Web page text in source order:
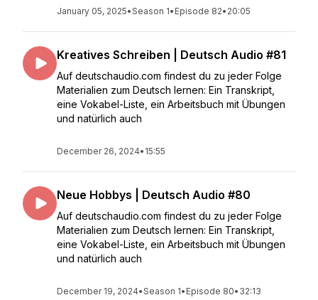
January 05, 2025•Season 1• Episode 82• 20:05
Kreatives Schreiben | Deutsch Audio #81
Auf deutschaudio.com findest du zu jeder Folge
Materialien zum Deutsch lernen: Ein Transkript,
eine Vokabel-Liste, ein Arbeitsbuch mit Übungen
und natürlich auch
December 26, 2024• 15:55
Neue Hobbys | Deutsch Audio #80
Auf deutschaudio.com findest du zu jeder Folge
Materialien zum Deutsch lernen: Ein Transkript,
eine Vokabel-Liste, ein Arbeitsbuch mit Übungen
und natürlich auch
December 19, 2024•Season 1• Episode 80• 32:13